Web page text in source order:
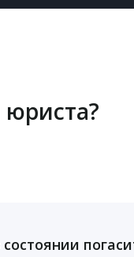
юриста?